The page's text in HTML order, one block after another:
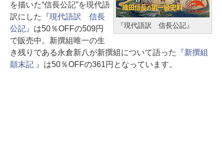
『現代語訳 信長公記』
を描いた“信長公記”を現代語
訳にした
『現代語訳 信長
公記』 は50％OFFの509円
で販売中。新撰組唯一の生
き残りである永倉新八が新撰組について語った
『新撰組
顛末記 』 は50％OFFの361円となっています。